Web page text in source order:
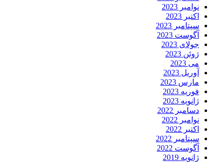
نوامبر 2023
اکتبر 2023
سپتامبر 2023
آگوست 2023
جولای 2023
ژوئن 2023
می 2023
آوریل 2023
مارس 2023
فوریه 2023
ژانویه 2023
دسامبر 2022
نوامبر 2022
اکتبر 2022
سپتامبر 2022
آگوست 2022
ژانویه 2019